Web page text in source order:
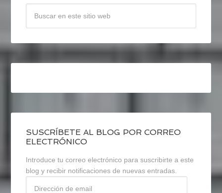
SUSCRÍBETE AL BLOG POR CORREO
ELECTRÓNICO
Introduce tu correo electrónico para suscribirte a este
blog y recibir notificaciones de nuevas entradas.